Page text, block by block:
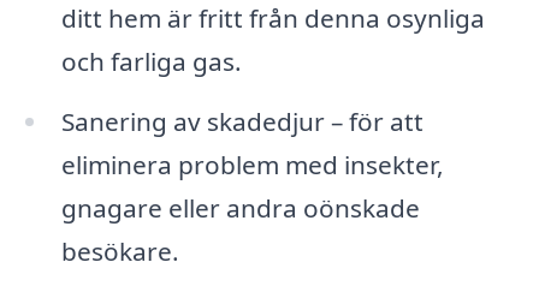
ditt hem är fritt från denna osynliga
och farliga gas.
Sanering av skadedjur – för att
eliminera problem med insekter,
gnagare eller andra oönskade
besökare.